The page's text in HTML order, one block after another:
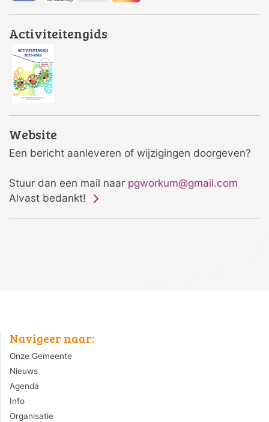
Activiteitengids
Website
Een bericht aanleveren of wijzigingen doorgeven?
Stuur dan een mail naar pgworkum@gmail.com
Alvast bedankt!
Navigeer naar:
Onze Gemeente
Nieuws
Agenda
Info
Organisatie